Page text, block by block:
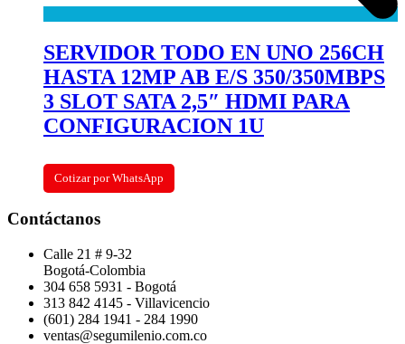
SERVIDOR TODO EN UNO 256CH
HASTA 12MP AB E/S 350/350MBPS
3 SLOT SATA 2,5″ HDMI PARA
CONFIGURACION 1U
Cotizar por WhatsApp
Contáctanos
Calle 21 # 9-32
Bogotá-Colombia
304 658 5931 - Bogotá
313 842 4145 - Villavicencio
(601) 284 1941 - 284 1990
ventas@segumilenio.com.co